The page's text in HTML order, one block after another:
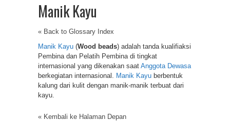
Manik Kayu
« Back to Glossary Index
Manik Kayu (Wood beads) adalah tanda kualifiaksi
Pembina dan Pelatih Pembina di tingkat
internasional yang dikenakan saat Anggota Dewasa
berkegiatan internasional. Manik Kayu berbentuk
kalung dari kulit dengan manik-manik terbuat dari
kayu.
« Kembali ke Halaman Depan